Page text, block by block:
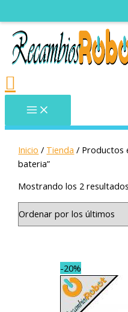
Inicio / Tienda / Productos
bateria”
Mostrando los 2 resultados
-20%